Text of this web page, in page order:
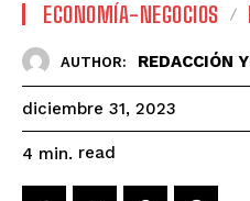
ECONOMÍA-NEGOCIOS
AUTHOR: REDACCIÓN
diciembre 31, 2023
4 min. read